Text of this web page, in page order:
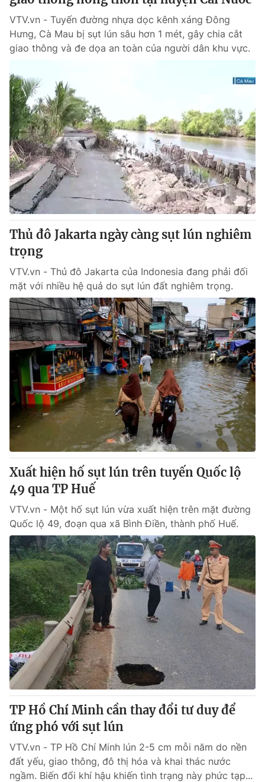
VTV.vn - Tuyến đường nhựa dọc kênh xáng Đông
Hưng, Cà Mau bị sụt lún sâu hơn 1 mét, gây chia cắt
giao thông và đe dọa an toàn của người dân khu vực.
Thủ đô Jakarta ngày càng sụt lún nghiêm
trọng
VTV.vn - Thủ đô Jakarta của Indonesia đang phải đối
mặt với nhiều hệ quả do sụt lún đất nghiêm trọng.
Xuất hiện hố sụt lún trên tuyến Quốc lộ
49 qua TP Huế
VTV.vn - Một hố sụt lún vừa xuất hiện trên mặt đường
Quốc lộ 49, đoạn qua xã Bình Điền, thành phố Huế.
TP Hồ Chí Minh cần thay đổi tư duy để
ứng phó với sụt lún
VTV.vn - TP Hồ Chí Minh lún 2-5 cm mỗi năm do nền
đất yếu, giao thông, đô thị hóa và khai thác nước
ngầm. Biến đổi khí hậu khiến tình trạng này phức tạp...